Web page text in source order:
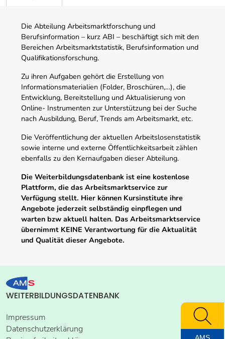
Die Abteilung Arbeitsmarktforschung und
Berufsinformation – kurz ABI – beschäftigt sich mit den
Bereichen Arbeitsmarktstatistik, Berufsinformation und
Qualifikationsforschung.
Zu ihren Aufgaben gehört die Erstellung von
Informationsmaterialien (Folder, Broschüren,…), die
Entwicklung, Bereitstellung und Aktualisierung von
Online- Instrumenten zur Unterstützung bei der Suche
nach Ausbildung, Beruf, Trends am Arbeitsmarkt, etc.
Die Veröffentlichung der aktuellen Arbeitslosenstatistik
sowie interne und externe Öffentlichkeitsarbeit zählen
ebenfalls zu den Kernaufgaben dieser Abteilung.
Die Weiterbildungsdatenbank ist eine kostenlose
Plattform, die das Arbeitsmarktservice zur
Verfügung stellt. Hier können Kursinstitute ihre
Angebote jederzeit selbständig einpflegen und
warten bzw aktuell halten. Das Arbeitsmarktservice
übernimmt KEINE Verantwortung für die Aktualität
und Qualität dieser Angebote.
WEITERBILDUNGSDATENBANK
Impressum
Datenschutzerklärung